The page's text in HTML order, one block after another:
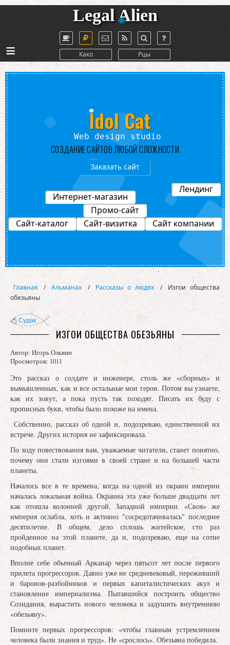
Legal Alien
Како Рцы
≡
Лендинг
Промо-сайт
Интернет-магазин
Idol Cat
Сту
СОЗДАНИЕ САЙТОВ ЛЮБОЙ СЛОЖНОСТИ
Заказать сайт
Сайт-каталог Сайт-визитка Сайт компании
Главная / Альманах / Рассказы о людях /
Изгои общества
обезьяны
Судак
ИЗГОИ ОБЩЕСТВА ОБЕЗЬЯНЫ
Автор: Игорь Ольвин
Просмотров: 1011
Это рассказ о солдате и инженере, столь же «сборных» и
вымышленных, как и все остальные мои герои. Потом вы узнаете,
как их зовут, а пока пусть так походят. Писать их буду с
прописных букв, чтобы было похоже на имена.
Собственно, рассказ об одной и, подозреваю, единственной их
встрече. Других история не зафиксировала.
По ходу повествования вам, уважаемые читатели, станет понятно,
почему они стали изгоями в своей стране и на большей части
планеты.
Началось все в те времена, когда на одной из окраин империи
началась локальная война. Окраина эта уже больше двадцати лет
как отошла колонией другой, Западной империи. «Своя» же
империя ослабла, хоть и активно "сосредотачивалась" последнее
десятилетие. В общем, дело сплошь житейское, сто раз
пройденное на этой планете, да и, подозреваю, еще на сотне
подобных планет.
Вполне себе обычный Арканар через пятьсот лет после первого
прилета прогрессоров. Давно уже не средневековый, переживший
и баронов-разбойников и первых капиталистических акул и
становление империализма. Пытавшийся построить общество
Созидания, вырастить нового человека и задушить внутреннюю
«обезьяну».
Помните первых прогрессоров: «чтобы главным устремлением
человека были знания и труд». Не «срослось». Обезьяна победила.